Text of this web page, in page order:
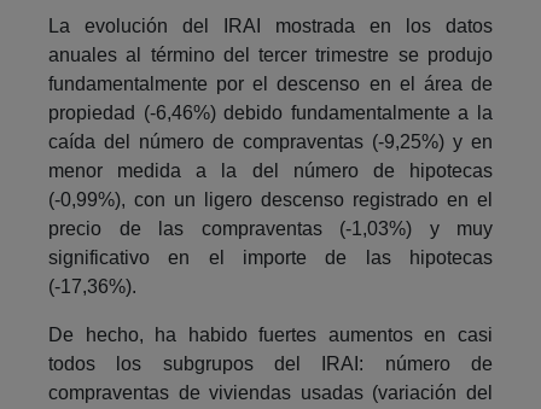
La evolución del IRAI mostrada en los datos
anuales al término del tercer trimestre se produjo
fundamentalmente por el descenso en el área de
propiedad (-6,46%) debido fundamentalmente a la
caída del número de compraventas (-9,25%) y en
menor medida a la del número de hipotecas
(-0,99%), con un ligero descenso registrado en el
precio de las compraventas (-1,03%) y muy
significativo en el importe de las hipotecas
(-17,36%).
De hecho, ha habido fuertes aumentos en casi
todos los subgrupos del IRAI: número de
compraventas de viviendas usadas (variación del